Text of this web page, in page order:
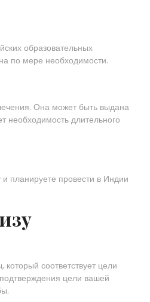
образовательных
по мере необходимости.
Она может быть выдана
необходимость длительного
планируете провести в Индии
соответствует цели
цели вашей